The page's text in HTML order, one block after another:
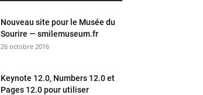
Nouveau site pour le Musée du
Sourire — smilemuseum.fr
26 octobre 2016
Keynote 12.0, Numbers 12.0 et
Pages 12.0 pour utiliser